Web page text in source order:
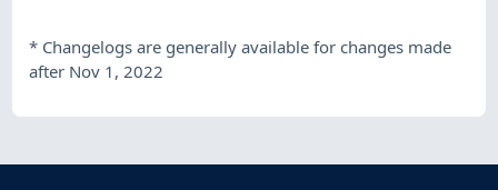
* Changelogs are generally available for changes made
after Nov 1, 2022